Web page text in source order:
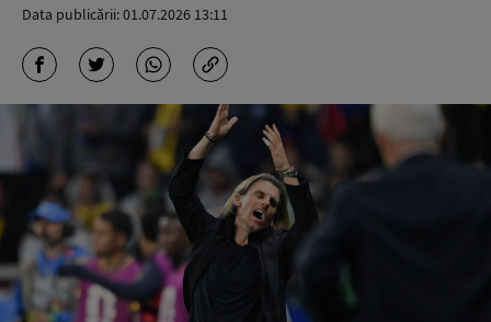
Data publicării:01.07.2026 13:11